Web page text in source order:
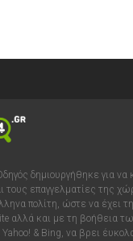
δημιουργήθηκε για να
τους επαγγελματίες της
πολίτη, ώστε να έχει
αλλά και με τη βοήθεια
& Bing, να βρει